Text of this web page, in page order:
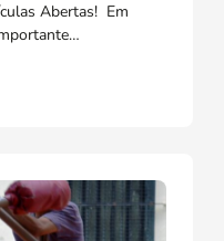
Abertas! Em